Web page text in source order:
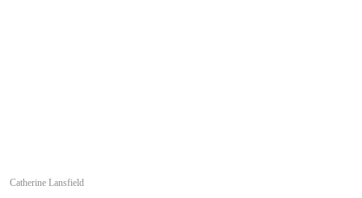
Catherine Lansfield